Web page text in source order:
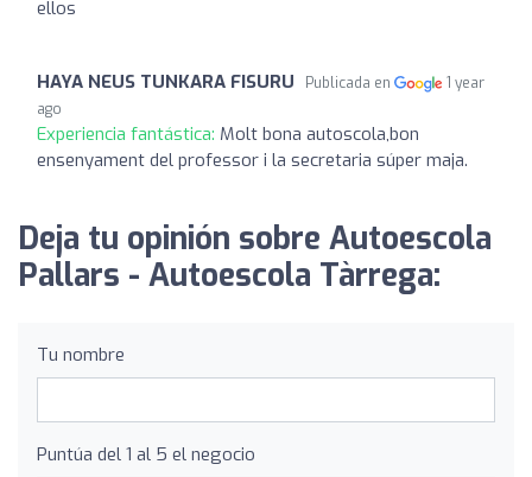
ellos
HAYA NEUS TUNKARA FISURU Publicada en
1 year
ago
Experiencia fantástica: Molt bona autoscola,bon
ensenyament del professor i la secretaria súper maja.
Deja tu opinión sobre Autoescola
Pallars - Autoescola Tàrrega:
Tu nombre
Puntúa del 1 al 5 el negocio